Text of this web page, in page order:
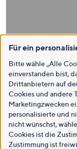
Für ein
Bitte wähle „Alle
einverstanden bist,
Drittanbietern auf
Cookies und andere
Marketingzwecken
personalisierte und
nicht wünschst,
Cookies ist die
Zustimmung ist